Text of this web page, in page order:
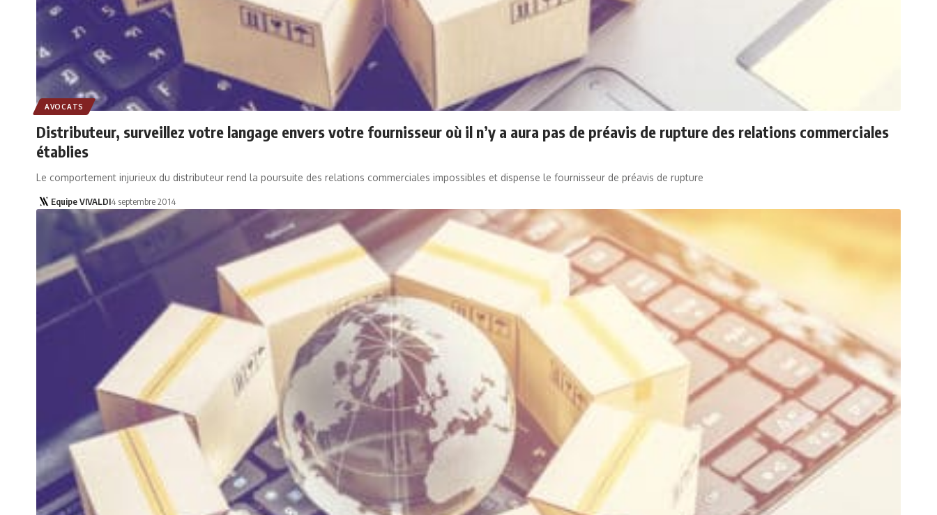
AVOCATS
Distributeur, surveillez votre langage envers votre fournisseur où il n’y a aura pas de préavis de rupture des relations commerciales
établies
Le comportement injurieux du distributeur rend la poursuite des relations commerciales impossibles et dispense le fournisseur de préavis de rupture
Equipe VIVALDI4 septembre 2014